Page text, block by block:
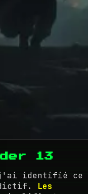
13
j'ai identifié ce
Les